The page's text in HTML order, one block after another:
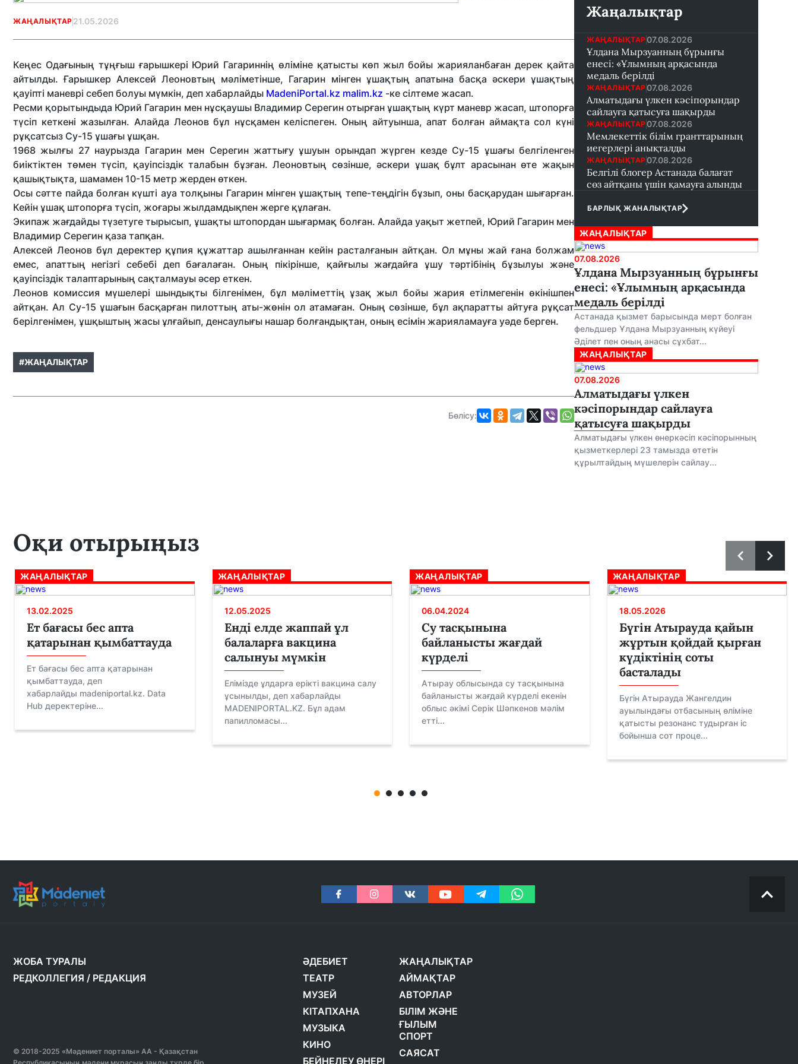
ЖАҢАЛЫҚТАР 21.05.2026
Кеңес Одағының тұңғыш ғарышкері Юрий Гагариннің өліміне қатысты көп жыл бойы жарияланбаған дерек қайта
айтылды. Ғарышкер Алексей Леоновтың мәліметінше, Гагарин мінген ұшақтың апатына басқа әскери ұшақтың
қауіпті маневрі себеп болуы мүмкін, деп хабарлайды MadeniPortal.kz malim.kz -ке сілтеме жасап.
Ресми қорытындыда Юрий Гагарин мен нұсқаушы Владимир Серегин отырған ұшақтың күрт маневр жасап, штопорға
түсіп кеткені жазылған. Алайда Леонов бұл нұсқамен келіспеген. Оның айтуынша, апат болған аймақта сол күні
рұқсатсыз Су-15 ұшағы ұшқан.
1968 жылғы 27 наурызда Гагарин мен Серегин жаттығу ұшуын орындап жүрген кезде Су-15 ұшағы белгіленген
биіктіктен төмен түсіп, қауіпсіздік талабын бұзған. Леоновтың сөзінше, әскери ұшақ бұлт арасынан өте жақын
қашықтықта, шамамен 10-15 метр жерден өткен.
Осы сәтте пайда болған күшті ауа толқыны Гагарин мінген ұшақтың тепе-теңдігін бұзып, оны басқарудан шығарған.
Кейін ұшақ штопорға түсіп, жоғары жылдамдықпен жерге құлаған.
Экипаж жағдайды түзетуге тырысып, ұшақты штопордан шығармақ болған. Алайда уақыт жетпей, Юрий Гагарин мен
Владимир Серегин қаза тапқан.
Алексей Леонов бұл деректер құпия құжаттар ашылғаннан кейін расталғанын айтқан. Ол мұны жай ғана болжам
емес, апаттың негізгі себебі деп бағалаған. Оның пікірінше, қайғылы жағдайға ұшу тәртібінің бұзылуы және
қауіпсіздік талаптарының сақталмауы әсер еткен.
Леонов комиссия мүшелері шындықты білгенімен, бұл мәліметтің ұзақ жыл бойы жария етілмегенін өкінішпен
айтқан. Ал Су-15 ұшағын басқарған пилоттың аты-жөнін ол атамаған. Оның сөзінше, бұл ақпаратты айтуға рұқсат
берілгенімен, ұшқыштың жасы ұлғайып, денсаулығы нашар болғандықтан, оның есімін жарияламауға уәде берген.
#ЖАҢАЛЫҚТАР
Бөлісу:
Жаңалықтар
ЖАҢАЛЫҚТАР 07.08.2026
Ұлдана Мырзуанның бұрынғы
енесі: «Ұлымның арқасында
медаль берілді
ЖАҢАЛЫҚТАР 07.08.2026
Алматыдағы үлкен кәсіпорындар
сайлауға қатысуға шақырды
ЖАҢАЛЫҚТАР 07.08.2026
Мемлекеттік білім гранттарының
иегерлері анықталды
ЖАҢАЛЫҚТАР 07.08.2026
Белгілі блогер Астанада балағат
сөз айтқаны үшін қамауға алынды
БАРЛЫҚ ЖАНАЛЫҚТАР
ЖАҢАЛЫҚТАР
07.08.2026
Ұлдана Мырзуанның бұрынғы
енесі: «Ұлымның арқасында
медаль берілді
Астанада қызмет барысында мерт болған
фельдшер Ұлдана Мырзуанның күйеуі
Әділет пен оның анасы сұхбат...
ЖАҢАЛЫҚТАР
07.08.2026
Алматыдағы үлкен
кәсіпорындар сайлауға
қатысуға шақырды
Алматыдағы үлкен өнеркәсіп кәсіпорынның
қызметкерлері 23 тамызда өтетін
құрылтайдың мүшелерін сайлау...
Оқи отырыңыз
ЖАҢАЛЫҚТАР
13.02.2025
Ет бағасы бес апта
қатарынан қымбаттауда
Ет бағасы бес апта қатарынан
қымбаттауда, деп
хабарлайды madeniportal.kz. Data
Hub деректеріне...
ЖАҢАЛЫҚТАР
12.05.2025
Енді елде жаппай ұл
балаларға вакцина
салынуы мүмкін
Елімізде ұлдарға ерікті вакцина салу
ұсынылды, деп хабарлайды
MADENIPORTAL.KZ. Бұл адам
папилломасы...
ЖАҢАЛЫҚТАР
06.04.2024
Су тасқынына
байланысты жағдай
күрделі
Атырау облысында су тасқынына
байланысты жағдай күрделі екенін
облыс әкімі Серік Шәпкенов мәлім
етті...
ЖАҢАЛЫҚТАР
18.05.2026
Бүгін Атырауда қайын
жұртын қойдай қырған
күдіктінің соты
басталады
Бүгін Атырауда Жангелдин
ауылындағы отбасының өліміне
қатысты резонанс тудырған іс
бойынша сот проце...
ЖОБА ТУРАЛЫ
РЕДКОЛЛЕГИЯ / РЕДАКЦИЯ
© 2018-2025 «Мәдениет порталы» АА - Қазақстан
ӘДЕБИЕТ
ТЕАТР
МУЗЕЙ
КІТАПХАНА
МУЗЫКА
КИНО
БЕЙНЕЛЕУ ӨНЕРІ
ЖАҢАЛЫҚТАР
АЙМАҚТАР
АВТОРЛАР
БІЛІМ ЖӘНЕ
ҒЫЛЫМ
СПОРТ
САЯСАТ